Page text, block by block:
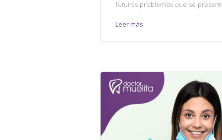
futuros problemas que se
Leer más